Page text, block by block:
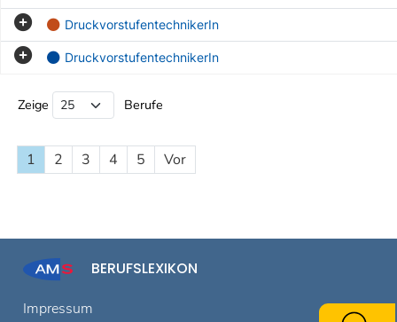
DruckvorstufentechnikerIn
DruckvorstufentechnikerIn
Zeige Berufe
1 2 3 4 5 Vor
BERUFSLEXIKON
Impressum